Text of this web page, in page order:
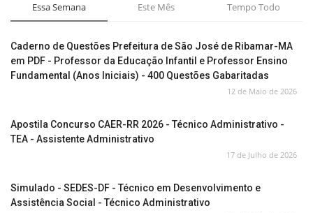
Essa Semana Este Mês Tempo Todo
Caderno de Questões Prefeitura de São José de Ribamar-MA
em PDF - Professor da Educação Infantil e Professor Ensino
Fundamental (Anos Iniciais) - 400 Questões Gabaritadas
12 de Maio de 2026
Apostila Concurso CAER-RR 2026 - Técnico Administrativo -
TEA - Assistente Administrativo
17 de Julho de 2026
Simulado - SEDES-DF - Técnico em Desenvolvimento e
Assistência Social - Técnico Administrativo